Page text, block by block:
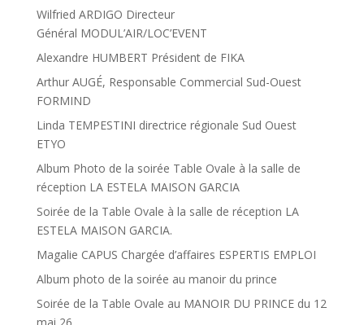
Wilfried ARDIGO Directeur
Général MODUL’AIR/LOC’EVENT
Alexandre HUMBERT Président de FIKA
Arthur AUGÉ, Responsable Commercial Sud-Ouest
FORMIND
Linda TEMPESTINI directrice régionale Sud Ouest
ETYO
Album Photo de la soirée Table Ovale à la salle de
réception LA ESTELA MAISON GARCIA
Soirée de la Table Ovale à la salle de réception LA
ESTELA MAISON GARCIA.
Magalie CAPUS Chargée d’affaires ESPERTIS EMPLOI
Album photo de la soirée au manoir du prince
Soirée de la Table Ovale au MANOIR DU PRINCE du 12